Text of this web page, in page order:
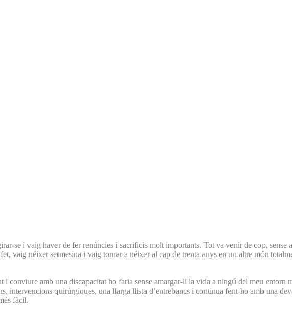
se i vaig haver de fer renúncies i sacrificis molt importants. Tot va venir de cop, sense
vaig néixer setmesina i vaig tornar a néixer al cap de trenta anys en un altre món
amb una discapacitat ho faria sense amargar-li la vida a ningú del meu entorn
intervencions quirúrgiques, una llarga llista d’entrebancs i continua fent-ho amb una
fàcil.